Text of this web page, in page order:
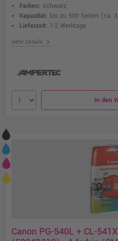
Farben: schwarz
Kapazität: bis zu 500 Seiten (ca.
Lieferzeit: 1-2 Werktage
mehr Details chevron_right
In den
Canon PG-540L + CL-